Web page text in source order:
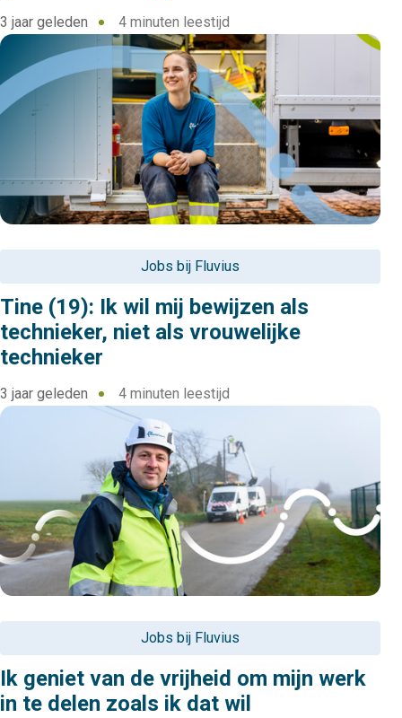
3 jaar geleden 4 minuten leestijd
Jobs bij Fluvius
Tine (19): Ik wil mij bewijzen als
technieker, niet als vrouwelijke
technieker
3 jaar geleden 4 minuten leestijd
Jobs bij Fluvius
Ik geniet van de vrijheid om mijn werk
in te delen zoals ik dat wil